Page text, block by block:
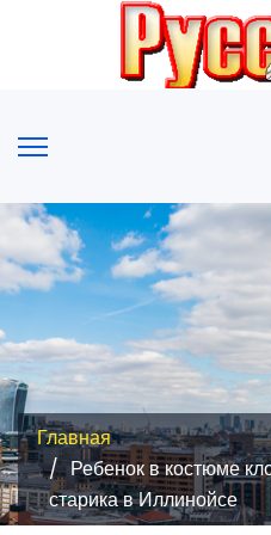
Главная
Ребенок в костюме
старика в Иллинойсе